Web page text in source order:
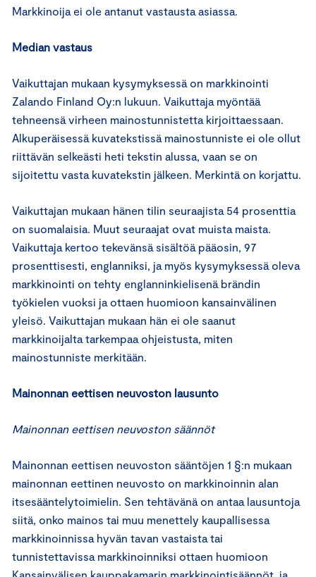
Markkinoija ei ole antanut vastausta asiassa.
Median vastaus
Vaikuttajan mukaan kysymyksessä on markkinointi
Zalando Finland Oy:n lukuun. Vaikuttaja myöntää
tehneensä virheen mainostunnistetta kirjoittaessaan.
Alkuperäisessä kuvatekstissä mainostunniste ei ole ollut
riittävän selkeästi heti tekstin alussa, vaan se on
sijoitettu vasta kuvatekstin jälkeen. Merkintä on korjattu.
Vaikuttajan mukaan hänen tilin seuraajista 54 prosenttia
on suomalaisia. Muut seuraajat ovat muista maista.
Vaikuttaja kertoo tekevänsä sisältöä pääosin, 97
prosenttisesti, englanniksi, ja myös kysymyksessä oleva
markkinointi on tehty englanninkielisenä brändin
työkielen vuoksi ja ottaen huomioon kansainvälinen
yleisö. Vaikuttajan mukaan hän ei ole saanut
markkinoijalta tarkempaa ohjeistusta, miten
mainostunniste merkitään.
Mainonnan eettisen neuvoston lausunto
Mainonnan eettisen neuvoston säännöt
Mainonnan eettisen neuvoston sääntöjen 1 §:n mukaan
mainonnan eettinen neuvosto on markkinoinnin alan
itsesääntelytoimielin. Sen tehtävänä on antaa lausuntoja
siitä, onko mainos tai muu menettely kaupallisessa
markkinoinnissa hyvän tavan vastaista tai
tunnistettavissa markkinoinniksi ottaen huomioon